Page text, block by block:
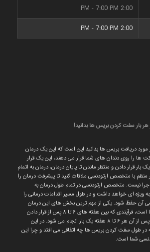
2:00 PM - 7:00 PM
2:00 PM - 7:00 PM
هر بار سفت کردن بریس ها بدانید!
مورد دریافت بریس ها بدانید این است که این یک درمان
ها را روی دندان های شما قرار می دهند، این یک قرار
بار قرار دادن و منتظر ماندن تا پایان درمان، درمان به اتمام
با متخصص ارتودنسی ملاقات کنید تا پیشرفت درمان را
نیست. متخصص ارتودنسی در تمام طول درمان به
ویژه ای خواهد داشت و در طول مسیر اقدامات درمانی را
آن حفظ شود. یکی از مهم ترین بخش های این درمان
سفت کردن منظم بریس ها است، فرآیندی که بین هفته های ۶ تا ۸ پس از قرار دادن
بریس ها انجام می شود و پس از آن هر ۶ تا ۸ هفته یک بار انجام می شود. در این
در طول سفت کردن بریس ها چه اتفاقی می افتد و چرا این
شما است.